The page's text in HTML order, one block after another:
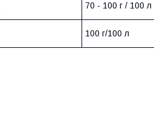
70 - 100 г / 100 л
100 г/100 л